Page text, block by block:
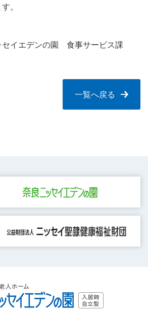
。
セイエデンの園 食事サービス課
一覧へ戻る